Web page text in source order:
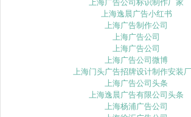
上海逸晨广告小红书
上海广告制作公司
上海广告公司
上海广告公司
上海广告公司微博
上海门头广告招牌设计制作安装
上海广告公司头条
上海逸晨广告有限公司头条
上海杨浦广告公司